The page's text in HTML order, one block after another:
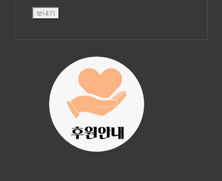
진리횃불 사역은
여러분의 후원으
로 이루어집니다.